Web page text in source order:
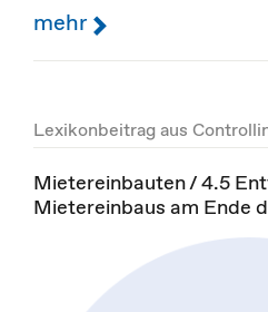
mehr
Lexikonbeitrag aus
Mietereinbauten / 4.5
Mietereinbaus am Ende